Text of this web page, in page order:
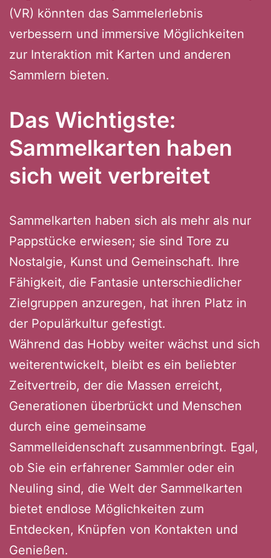
(VR) könnten das Sammelerlebnis
verbessern und immersive Möglichkeiten
zur Interaktion mit Karten und anderen
Sammlern bieten.
Das Wichtigste:
Sammelkarten haben
sich weit verbreitet
Sammelkarten haben sich als mehr als nur
Pappstücke erwiesen; sie sind Tore zu
Nostalgie, Kunst und Gemeinschaft. Ihre
Fähigkeit, die Fantasie unterschiedlicher
Zielgruppen anzuregen, hat ihren Platz in
der Populärkultur gefestigt.
Während das Hobby weiter wächst und sich
weiterentwickelt, bleibt es ein beliebter
Zeitvertreib, der die Massen erreicht,
Generationen überbrückt und Menschen
durch eine gemeinsame
Sammelleidenschaft zusammenbringt. Egal,
ob Sie ein erfahrener Sammler oder ein
Neuling sind, die Welt der Sammelkarten
bietet endlose Möglichkeiten zum
Entdecken, Knüpfen von Kontakten und
Genießen.